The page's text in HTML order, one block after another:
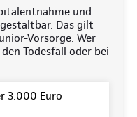
und
Das gilt
Vorsorge. Wer
Todesfall oder bei
3.000 Euro